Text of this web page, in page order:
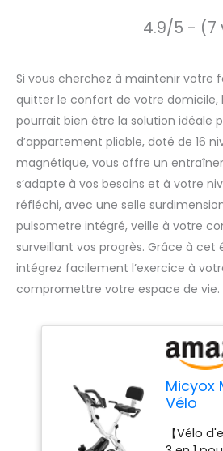
4.9/5 - (7
Si vous cherchez à maintenir votre
quitter le confort de votre domicile,
pourrait bien être la solution idéale
d’appartement pliable, doté de 16
magnétique, vous offre un
s’adapte à vos besoins et à votre
réfléchi, avec une selle
pulsometre intégré, veille à votre
surveillant vos progrès. Grâce à
intégrez facilement l’exercice à
compromettre votre espace de vie.
Micyox
Vélo
Pliable
【Vélo